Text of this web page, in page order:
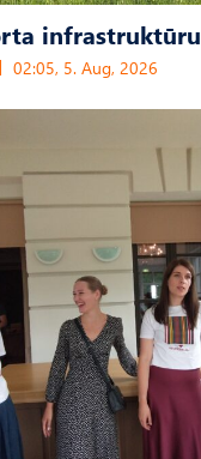
infrastruktūru
02:05, 5. Aug, 2026